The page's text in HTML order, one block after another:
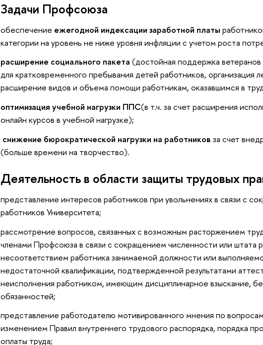
Задачи Профсоюза
обеспечение ежегодной индексации заработной платы
категории на уровень не ниже уровня инфляции с учетом роста
расширение социального пакета (достойная поддержка
для кратковременного пребывания детей работников, организация
расширение видов и объема помощи работникам, оказавшимся в
оптимизация учебной нагрузки ППС(в т.ч. за счет расширения
онлайн курсов в учебной нагрузке);
снижение бюрократической нагрузки на работников за счет
(больше времени на творчество).
Деятельность в области защиты трудовых
представление интересов работников при увольнениях в связи с
работников Университета;
рассмотрение вопросов, связанных с возможным расторжением
членами Профсоюза в связи с сокращением численности или
несоответствием работника занимаемой должности или
недостаточной квалификации, подтвержденной результатами
неисполнения работником, имеющим дисциплинарное взыскание,
обязанностей;
представление работодателю мотивированного мнения по
изменением Правил внутреннего трудового распорядка, порядка
оплаты труда;